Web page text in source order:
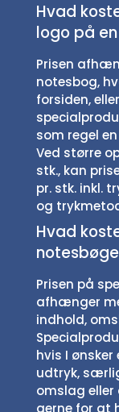
Hvad
logo på
Prisen
notesbog,
forsiden,
som regel
Ved større
stk., kan
pr. stk. inkl.
og
Hvad
Prisen på
afhænger
indhold,
hvis I
udtryk,
omslag eller
gerne for at